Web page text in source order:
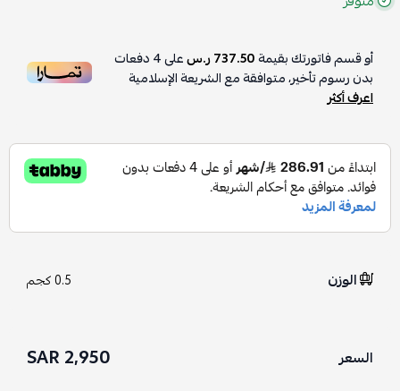
أو قسم فاتورتك بقيمة737.50 ر.س على4دفعات
بدون رسوم تأخير، متوافقة مع الشريعة الإسلامية
اعرف أكثر
الوزن 0.5 كجم
السعر 2,950 SAR